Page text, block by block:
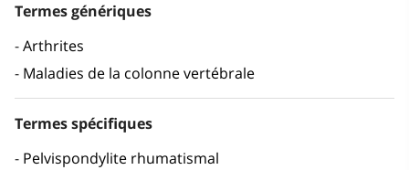
Termes génériques
Arthrites
Maladies de la colonne vertébrale
Termes spécifiques
Pelvispondylite rhumatismal